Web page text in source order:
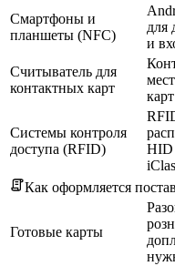
Смартфоны и
планшеты (NFC)
для
и
Считыватель для
контактных карт
Системы контроля
доступа (RFID)
HID
Как оформляется
Готовые карты